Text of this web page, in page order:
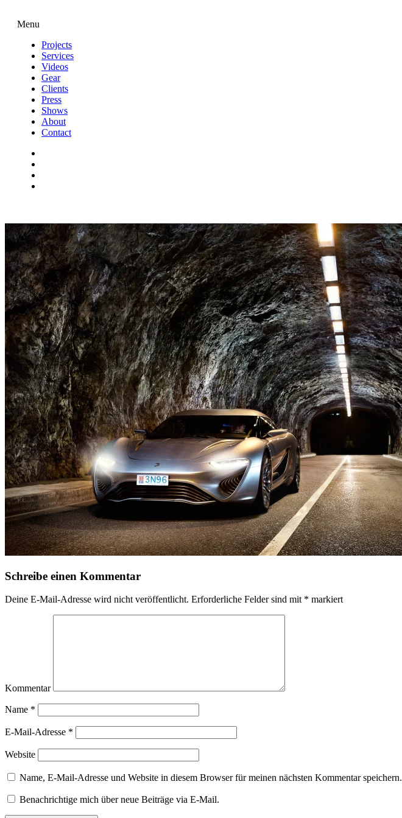
Menu
Projects
Services
Videos
Gear
Clients
Press
Shows
About
Contact
Schreibe einen Kommentar
Deine E-Mail-Adresse wird nicht veröffentlicht. Erforderliche Felder sind mit * markiert
Kommentar
Name *
E-Mail-Adresse *
Website
Name, E-Mail-Adresse und Website in diesem Browser für meinen nächsten Kommentar speichern.
Benachrichtige mich über neue Beiträge via E-Mail.